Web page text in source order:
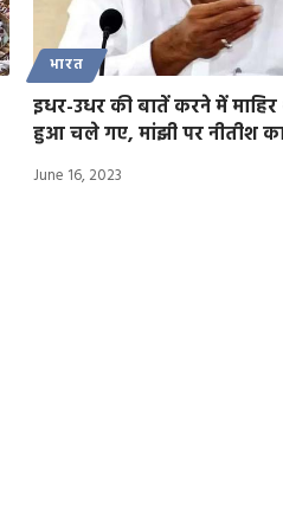
भारत
इधर-उधर की बातें करने में
हुआ चले गए, मांझी पर नीतीश
June 16, 2023